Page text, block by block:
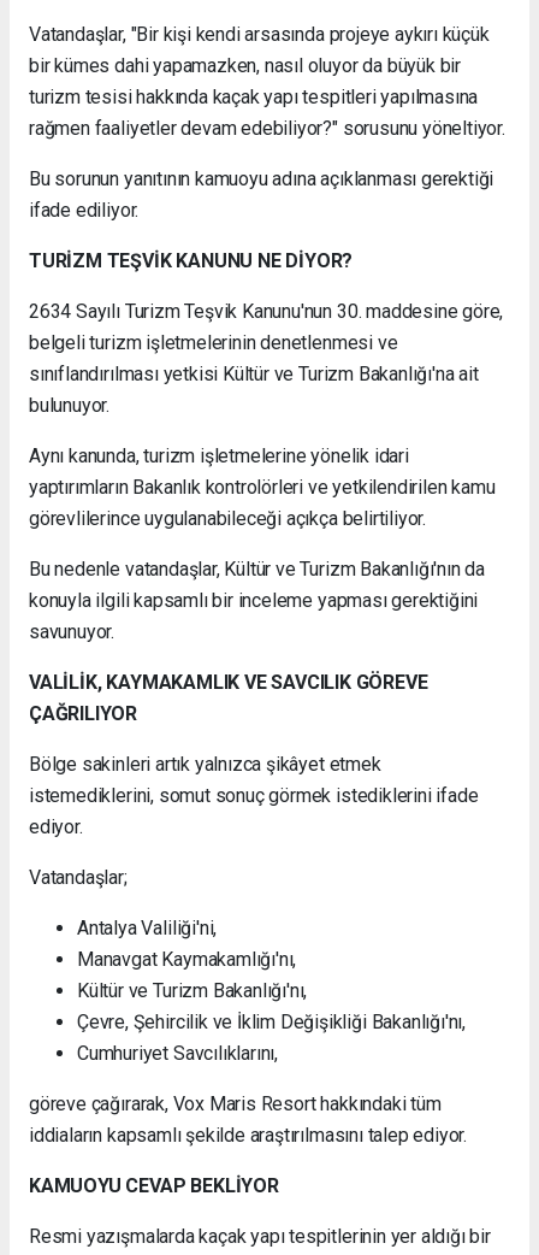
Vatandaşlar, "Bir kişi kendi arsasında projeye aykırı küçük
bir kümes dahi yapamazken, nasıl oluyor da büyük bir
turizm tesisi hakkında kaçak yapı tespitleri yapılmasına
rağmen faaliyetler devam edebiliyor?" sorusunu yöneltiyor.
Bu sorunun yanıtının kamuoyu adına açıklanması gerektiği
ifade ediliyor.
TURİZM TEŞVİK KANUNU NE DİYOR?
2634 Sayılı Turizm Teşvik Kanunu'nun 30. maddesine göre,
belgeli turizm işletmelerinin denetlenmesi ve
sınıflandırılması yetkisi Kültür ve Turizm Bakanlığı'na ait
bulunuyor.
Aynı kanunda, turizm işletmelerine yönelik idari
yaptırımların Bakanlık kontrolörleri ve yetkilendirilen kamu
görevlilerince uygulanabileceği açıkça belirtiliyor.
Bu nedenle vatandaşlar, Kültür ve Turizm Bakanlığı'nın da
konuyla ilgili kapsamlı bir inceleme yapması gerektiğini
savunuyor.
VALİLİK, KAYMAKAMLIK VE SAVCILIK GÖREVE
ÇAĞRILIYOR
Bölge sakinleri artık yalnızca şikâyet etmek
istemediklerini, somut sonuç görmek istediklerini ifade
ediyor.
Vatandaşlar;
Antalya Valiliği'ni,
Manavgat Kaymakamlığı'nı,
Kültür ve Turizm Bakanlığı'nı,
Çevre, Şehircilik ve İklim Değişikliği Bakanlığı'nı,
Cumhuriyet Savcılıklarını,
göreve çağırarak, Vox Maris Resort hakkındaki tüm
iddiaların kapsamlı şekilde araştırılmasını talep ediyor.
KAMUOYU CEVAP BEKLİYOR
Resmi yazışmalarda kaçak yapı tespitlerinin yer aldığı bir